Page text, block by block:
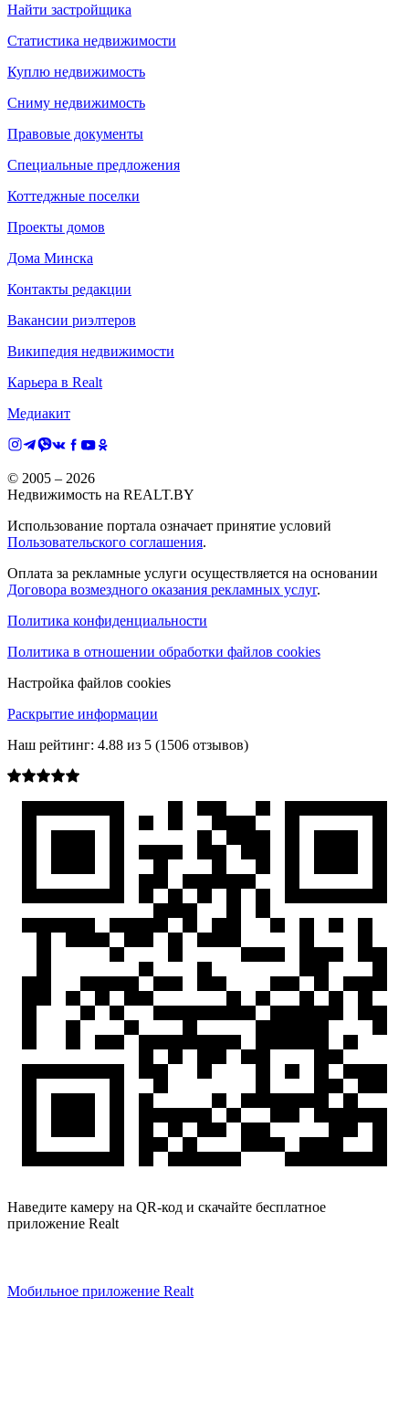
Найти застройщика
Статистика недвижимости
Куплю недвижимость
Сниму недвижимость
Правовые документы
Специальные предложения
Коттеджные поселки
Проекты домов
Дома Минска
Контакты редакции
Вакансии риэлтеров
Википедия недвижимости
Карьера в Realt
Медиакит
© 2005 – 2026
Недвижимость на REALT.BY
Использование портала означает принятие условий
Пользовательского соглашения.
Оплата за рекламные услуги осуществляется на основании
Договора возмездного оказания рекламных услуг.
Политика конфиденциальности
Политика в отношении обработки файлов cookies
Настройка файлов cookies
Раскрытие информации
Наш рейтинг: 4.88 из 5 (1506 отзывов)
Наведите камеру на QR-код и скачайте бесплатное
приложение Realt
Мобильное приложение Realt